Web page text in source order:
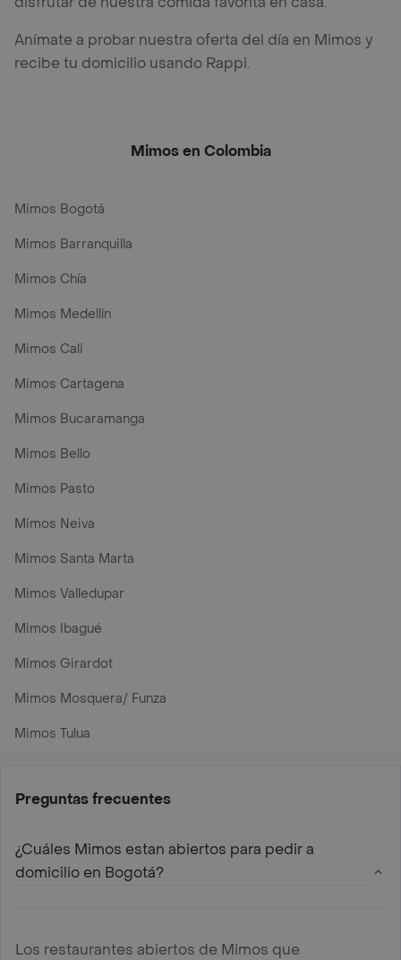
Anímate a probar nuestra oferta del día en Mimos y
recibe tu domicilio usando Rappi.
Mimos en Colombia
Mimos Bogotá
Mimos Barranquilla
Mimos Chía
Mimos Medellín
Mimos Cali
Mimos Cartagena
Mimos Bucaramanga
Mimos Bello
Mimos Pasto
Mimos Neiva
Mimos Santa Marta
Mimos Valledupar
Mimos Ibagué
Mimos Girardot
Mimos Mosquera/ Funza
Mimos Tulua
Preguntas frecuentes
¿Cuáles Mimos estan abiertos para pedir a
domicilio en Bogotá?
Los restaurantes abiertos de Mimos que